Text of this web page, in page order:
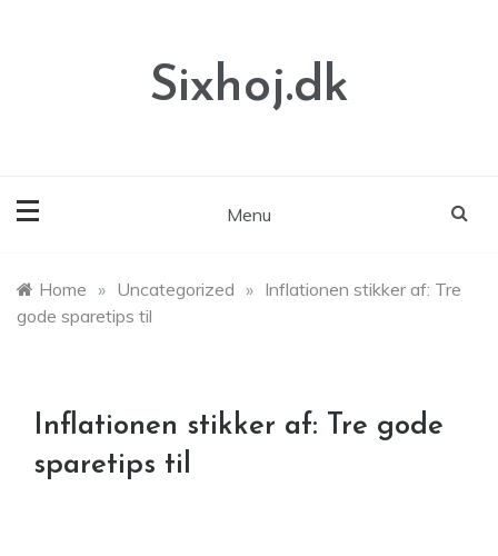
Sixhoj.dk
Menu
Home » Uncategorized » Inflationen stikker af: Tre
gode sparetips til
Inflationen stikker af: Tre gode
sparetips til